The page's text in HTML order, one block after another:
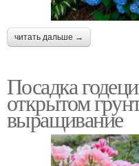
читать дальше →
Посадка
открытом
выращивание